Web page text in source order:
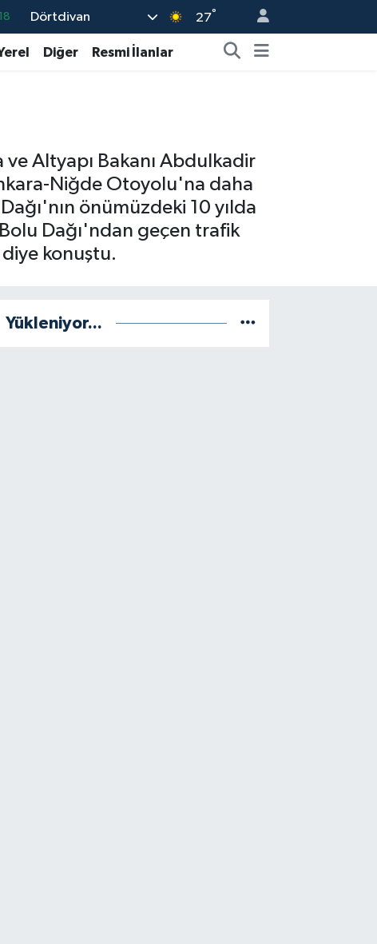
Dörtdivan 27°
Diğer Resmi İlanlar
ve Altyapı Bakanı Abdulkadir
Niğde Otoyolu'na daha
önümüzdeki 10 yılda
Dağı'ndan geçen trafik
diye konuştu.
Yükleniyor...